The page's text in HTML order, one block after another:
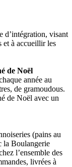
d’intégration, visant
et à accueillir les
de Noël
année au
de gramoudous.
de Noël avec un
(pains au
la Boulangerie
l’ensemble des
livrées à